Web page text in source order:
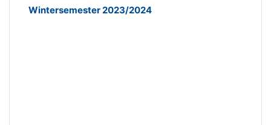
Wintersemester 2023/2024